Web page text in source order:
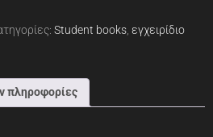
Student books, εγχειρίδιο
πληροφορίες